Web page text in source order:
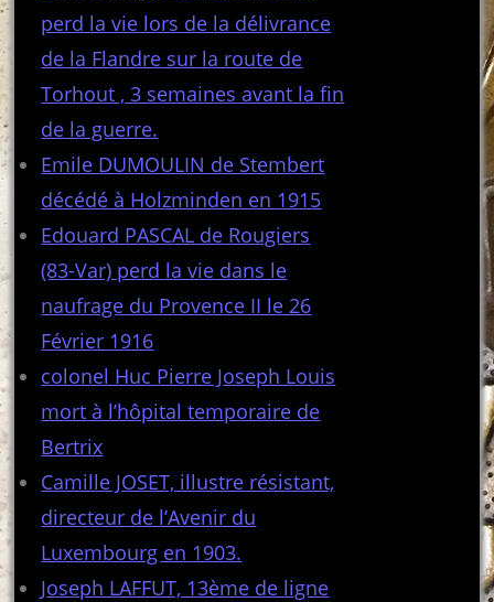
perd la vie lors de la délivrance
de la Flandre sur la route de
Torhout , 3 semaines avant la fin
de la guerre.
Emile DUMOULIN de Stembert
décédé à Holzminden en 1915
Edouard PASCAL de Rougiers
(83-Var) perd la vie dans le
naufrage du Provence II le 26
Février 1916
colonel Huc Pierre Joseph Louis
mort à l’hôpital temporaire de
Bertrix
Camille JOSET, illustre résistant,
directeur de l’Avenir du
Luxembourg en 1903.
Joseph LAFFUT, 13ème de ligne